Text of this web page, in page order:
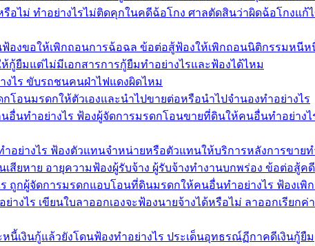
ไม่ ทำอย่างไรไม่ติดคุกในคดีฉ้อโกง ศาลตัดสินว่าผิดฉ้อโกงแ
องขอให้เพิกถอนการฉ้อฉล ข้อต่อสู้ฟ้องให้เพิกถอนนิติกรรมห
ยืมแต่ไม่มีเอกสารการกู้ยืมทำอย่างไรและฟ้องได้ไหม
ไร ขับรถชนคนฝ่าไฟแดงผิดไหม
โอนมรดกให้ตัวเองและนำไปขายต่อหรือนำไปจำนองทำอย่างไร
อื่นทำอย่างไร ฟ้องผู้จัดการมรดกโอนขายที่ดินให้คนอื่นทำอย่า
อย่างไร ฟ้องตัวแทนจำหน่ายหรือตัวแทนให้บริการหลังการขาย
สียหาย อายุความฟ้องผู้รับจ้าง ผู้รับจ้างทำงานบกพร่อง ข้อต่อสู้ค
ถูกผู้จัดการมรดกแอบโอนที่ดินมรดกให้คนอื่นทำอย่างไร ฟ้องเพิ
างไร เขียนใบลาออกเองจะฟ้องนายจ้างได้หรือไม่ ลาออกเรียก
นี้เงินกู้แล้วยังโดนฟ้องทำอย่างไร ประเด็นอุทธรณ์ฏีกาคดีเงินกู้ยืม